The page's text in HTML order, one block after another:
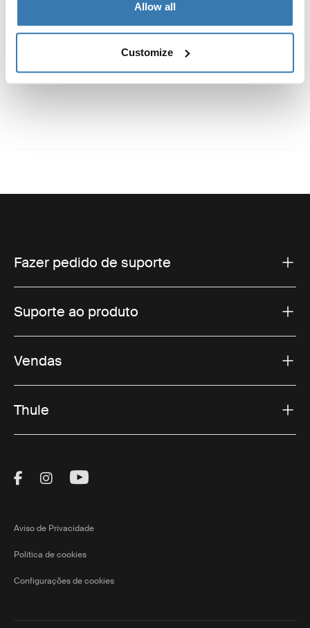
Allow all
Customize
Especificações técnicas
Toggle guides and instructions
Fazer pedido de suporte
Suporte ao produto
Vendas
Thule
Visit Thule on Facebook (external link)
Visit Thule on Instagram (external link)
Visit Thule on Youtube (external
Aviso de Privacidade
Política de cookies
Configurações de cookies